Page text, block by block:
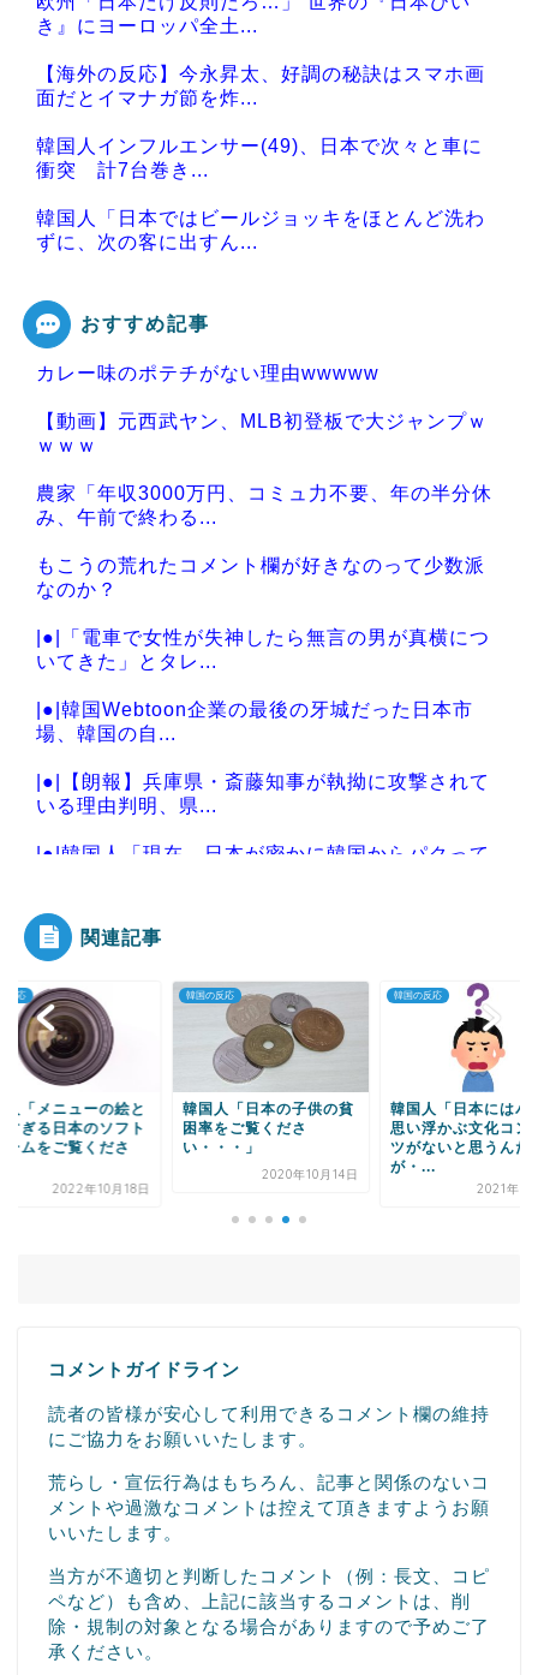
き』にヨーロッパ全土...
【海外の反応】今永昇太、好調の秘訣はスマホ画
面だとイマナガ節を炸...
韓国人インフルエンサー(49)、日本で次々と車に
衝突 計7台巻き...
韓国人「日本ではビールジョッキをほとんど洗わ
ずに、次の客に出すん...
Powered by livedoor 相互RSS
おすすめ記事
カレー味のポテチがない理由wwwww
【動画】元西武ヤン、MLB初登板で大ジャンプｗ
ｗｗｗ
農家「年収3000万円、コミュ力不要、年の半分休
み、午前で終わる...
もこうの荒れたコメント欄が好きなのって少数派
なのか？
|●|「電車で女性が失神したら無言の男が真横につ
いてきた」とタレ...
|●|韓国Webtoon企業の最後の牙城だった日本市
場、韓国の自...
|●|【朗報】兵庫県・斎藤知事が執拗に攻撃されて
いる理由判明、県...
|●|韓国人「現在、日本が密かに韓国からパクって
Powered by livedoor 相互RSS
関連記事
反応
人「メニューの絵と
すぎる日本のソフト
ームをご覧くださ
2022年10月18日
韓国の反応
韓国人「日本の子供の貧
困率をご覧くださ
い・・・」
2020年10月14日
韓国の反応
韓国人「日本にはパ
思い浮かぶ文化コン
ツがないと思うんだ
が・...
2021年7
コメントガイドライン
読者の皆様が安心して利用できるコメント欄の維持
にご協力をお願いいたします。
荒らし・宣伝行為はもちろん、記事と関係のないコ
メントや過激なコメントは控えて頂きますようお願
いいたします。
当方が不適切と判断したコメント（例：長文、コピ
ペなど）も含め、上記に該当するコメントは、削
除・規制の対象となる場合がありますので予めご了
承ください。